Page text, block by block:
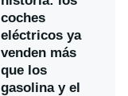
coches
eléctricos ya
venden más
que los
gasolina y el